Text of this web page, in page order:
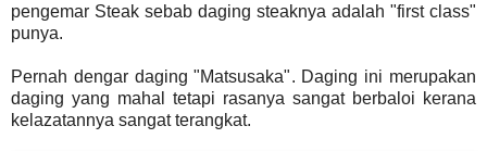
pengemar Steak sebab daging steaknya adalah "first class"
punya.
Pernah dengar daging "Matsusaka". Daging ini merupakan
daging yang mahal tetapi rasanya sangat berbaloi kerana
kelazatannya sangat terangkat.